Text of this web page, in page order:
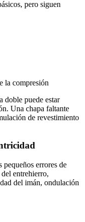
pero siguen
la compresión
doble puede estar
Una chapa faltante
de revestimiento
pequeños errores de
entrehierro,
del imán, ondulación